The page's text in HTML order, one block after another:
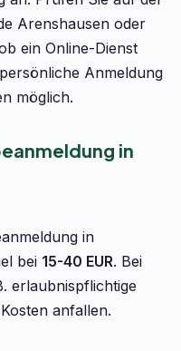
Arenshausen oder
ein Online-Dienst
Anmeldung
möglich.
in
in
bei 15-40 EUR. Bei
erlaubnispflichtige
anfallen.